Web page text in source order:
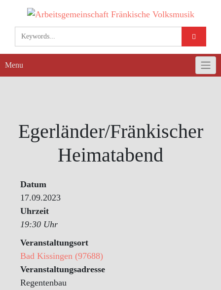
content
Menu
Egerländer/Fränkischer
Heimatabend
Datum
17.09.2023
Uhrzeit
19:30 Uhr
Veranstaltungsort
Bad Kissingen (97688)
Veranstaltungsadresse
Regentenbau